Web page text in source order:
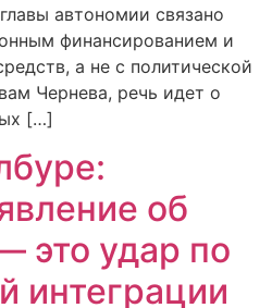
автономии связано
финансированием и
а не с политической
Чернева, речь идет о
[…]
об
это удар по
интеграции